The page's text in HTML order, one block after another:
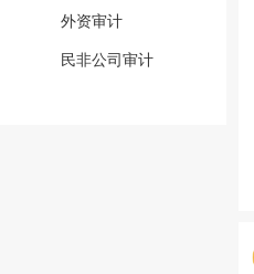
外资审计
民非公司审计